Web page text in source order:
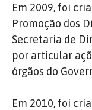
Em 2009, foi
Promoção dos
Secretaria de
por articular
órgãos do
Em 2010, foi